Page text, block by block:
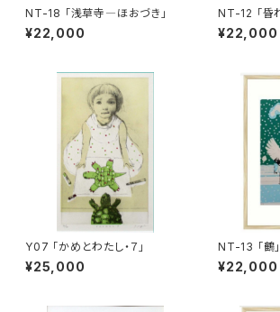
NT-18 「浅草寺―ほおづき」
¥22,000
NT-12 「昏
¥22,000
Y07 「かめとわたし・７」
¥25,000
NT-13 「鶴」
¥22,000